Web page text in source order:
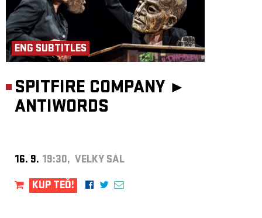
ENG SUBTITLES
SPITFIRE COMPANY ►
ANTIWORDS
16. 9. 19:30, VELKÝ SÁL
KUP TEĎ!